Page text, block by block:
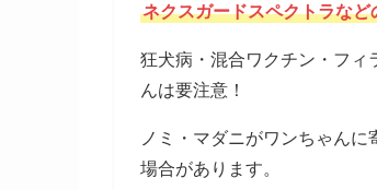
ネクスガードスペクトラな
狂犬病・混合ワクチン・フィ
んは要注意！
ノミ・マダニがワンちゃんに
場合があります。